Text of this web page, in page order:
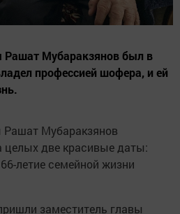
Мубаракзянов был в
профессией шофера, и ей
Мубаракзянов
целых две красивые даты:
летие семейной жизни
заместитель главы